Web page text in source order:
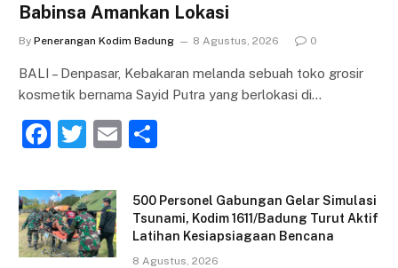
Babinsa Amankan Lokasi
By Penerangan Kodim Badung 8 Agustus, 2026 0
BALI – Denpasar, Kebakaran melanda sebuah toko grosir
kosmetik bernama Sayid Putra yang berlokasi di…
F
c
e
b
T
itt
er
E
ai ar
e
500 Personel Gabungan Gelar Simulasi
Tsunami, Kodim 1611/Badung Turut Aktif
Latihan Kesiapsiagaan Bencana
8 Agustus, 2026